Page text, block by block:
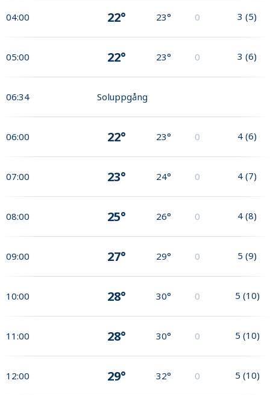
04:00 22° 23° 0 3 (5)
05:00 22° 23° 0 3 (6)
06:34 Soluppgång
06:00 22° 23° 0 4 (6)
07:00 23° 24° 0 4 (7)
08:00 25° 26° 0 4 (8)
09:00 27° 29° 0 5 (9)
10:00 28° 30° 0 5 (10)
11:00 28° 30° 0 5 (10)
12:00 29° 32° 0 5 (10)